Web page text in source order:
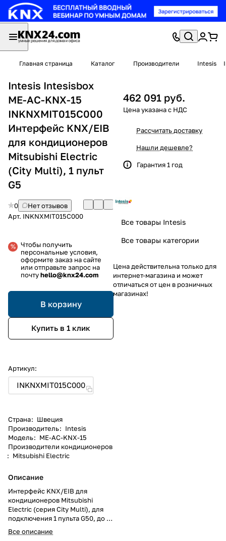
Главная страница Каталог Производители Intesis
Intesis Intesisbox
ME-AC-KNX-15
INKNXMIT015C000
Интерфейс KNX/EIB
для кондиционеров
Mitsubishi Electric
(City Multi), 1 пульт
G5
0
Нет отзывов
Арт. INKNXMIT015C000
Чтобы получить
персональные условия,
оформите заказ на сайте
или отправьте запрос на
почтуhello@knx24.com
В корзину
Купить в 1 клик
Артикул:
INKNXMIT015C000
Страна: Швеция
Производитель: Intesis
Модель: ME-AC-KNX-15
Производители кондиционеров
: Mitsubishi Electric
Описание
Интерфейс KNX/EIB для
кондиционеров Mitsubishi
Electric (серия City Multi), для
подключения 1 пульта G50, до 15
внутренних блоков City Multi, до
5902 групповых адресов KNX,
Все описание
462 091 руб.
Рассчитать доставку
Нашли дешевле?
Гарантия 1 год
Все товары Intesis
Все товары категории
Цена действительна только для
интернет-магазина и может
отличаться от цен в розничных
магазинах!